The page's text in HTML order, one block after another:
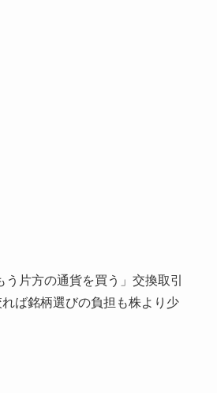
片方の通貨を買う」交換取引
ば銘柄選びの負担も株より少